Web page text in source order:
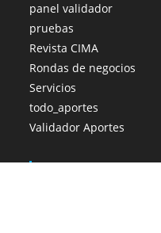
panel validador
pruebas
Revista CIMA
Rondas de negocios
Servicios
todo_aportes
Validador Aportes
Cemca